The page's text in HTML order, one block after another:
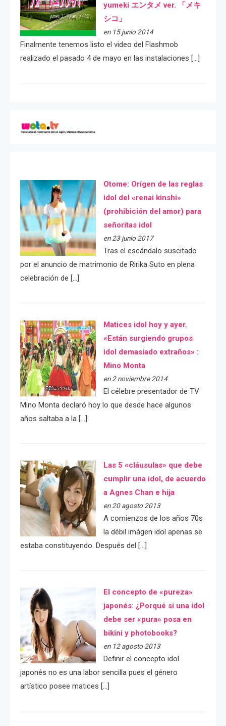
yumeki エンタメ ver. 「メキ
シコ」
en 15 junio 2014
Finalmente tenemos listo el video del Flashmob
realizado el pasado 4 de mayo en las instalaciones […]
Otome: Orígen de las reglas
idol del «renai kinshi»
(prohibición del amor) para
señoritas idol
en 23 junio 2017
Tras el escándalo suscitado
por el anuncio de matrimonio de Ririka Suto en plena
celebración de […]
Matices idol hoy y ayer.
«Están surgiendo grupos
idol demasiado extraños» :
Mino Monta
en 2 noviembre 2014
El célebre presentador de TV
Mino Monta declaró hoy lo que desde hace algunos
años saltaba a la […]
Las 5 «cláusulas» que debe
cumplir una idol, de acuerdo
a Agnes Chan e hija
en 20 agosto 2013
A comienzos de los años 70s
la débil imágen idol apenas se
estaba constituyendo. Después del […]
El concepto de «pureza»
japonés: ¿Porqué si una idol
debe ser «pura» posa en
bikini y photobooks?
en 12 agosto 2013
Definir el concepto idol
japonés no es una labor sencilla pues el género
artístico posee matices […]